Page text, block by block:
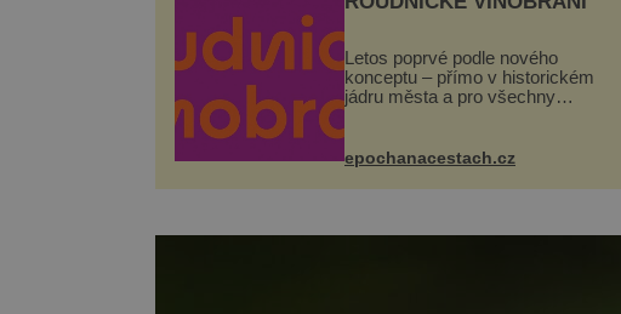
Letos poprvé podle nového
konceptu – přímo v historickém
jádru města a pro všechny
Husově náměstí. Návštěvníci
se mohou těšit na víno, burčák,
pes...
epochanacestach.cz